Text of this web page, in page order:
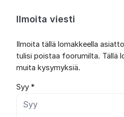
Ilmoita viesti
Ilmoita tällä lomakkeella
tulisi poistaa foorumilta. Tällä
muita kysymyksiä.
Syy *